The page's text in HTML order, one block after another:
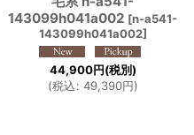
143099h041a002 [n-a541-
143099h041a002]
44,900円(税別)
(税込: 49,390円)